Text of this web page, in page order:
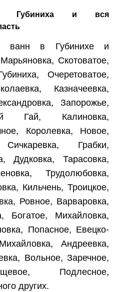
Губиниха и вся
ванн в Губинихе и
Скотоватое,
Очеретоватое,
Казначеевка,
Запорожье,
Гай, Калиновка,
Королевка, Новое,
Грабки,
Дудковка, Тарасовка,
Трудолюбовка,
Кильчень, Троицкое,
Ровное, Варваровка,
Богатое, Михайловка,
Попасное, Евецко-
Андреевка,
Вольное, Заречное,
Подлесное,
других.